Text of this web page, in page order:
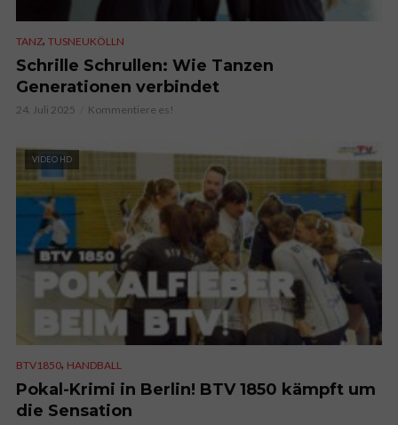
TANZ, TUSNEUKÖLLN
Schrille Schrullen: Wie Tanzen
Generationen verbindet
24. Juli 2025 Kommentiere es!
VIDEO HD
BTV1850, HANDBALL
Pokal-Krimi in Berlin! BTV 1850 kämpft um
die Sensation